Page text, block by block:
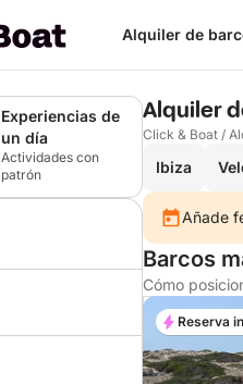
Alquiler de
Experiencias de
un día
Actividades con
patrón
Alquiler
Click & Boat /
Ibiza
Añade
Barcos
Cómo
Reserva